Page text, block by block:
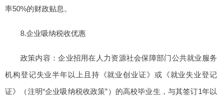
率50%的财政贴息。
8.企业吸纳税收优惠
政策内容：企业招用在人力资源社会保障部门公共就业服务
机构登记失业半年以上且持《就业创业证》或《就业失业登记
证》（注明“企业吸纳税收政策”）的高校毕业生，与其签订1年以